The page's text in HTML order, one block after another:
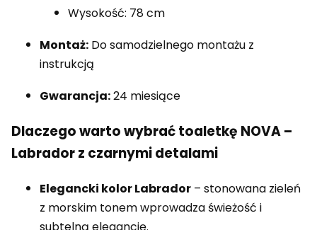
Wysokość: 78 cm
Montaż: Do samodzielnego montażu z
instrukcją
Gwarancja:24 miesiące
Dlaczego warto wybrać toaletkę NOVA –
Labrador z czarnymi detalami
Elegancki kolor Labrador – stonowana zieleń
z morskim tonem wprowadza świeżość i